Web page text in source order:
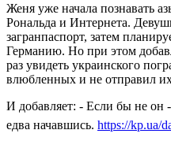
Женя уже начала познавать
Рональда и Интернета.
загранпаспорт, затем
Германию. Но при этом
раз увидеть украинского
влюбленных и не отправил
И добавляет: - Если бы не он
едва начавшись. https://kp.ua/